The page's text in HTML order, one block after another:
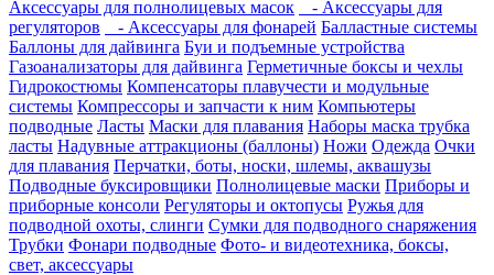
Аксессуары для полнолицевых масок
- Аксессуары для
регуляторов
- Аксессуары для фонарей Балластные системы
Баллоны для дайвинга Буи и подъемные устройства
Газоанализаторы для дайвинга Герметичные боксы и чехлы
Гидрокостюмы Компенсаторы плавучести и модульные
системы Компрессоры и запчасти к ним Компьютеры
подводные Ласты Маски для плавания Наборы маска трубка
ласты Надувные аттракционы (баллоны) Ножи Одежда Очки
для плавания Перчатки, боты, носки, шлемы, аквашузы
Подводные буксировщики Полнолицевые маски Приборы и
приборные консоли Регуляторы и октопусы Ружья для
подводной охоты, слинги Сумки для подводного снаряжения
Трубки Фонари подводные Фото- и видеотехника, боксы,
свет, аксессуары